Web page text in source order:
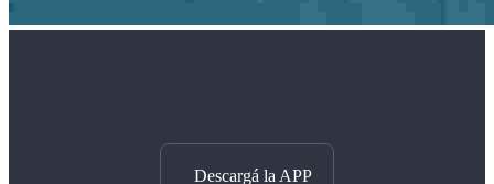
Descargá la APP